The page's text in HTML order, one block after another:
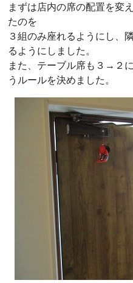
まずは店内の席の配置を変
たのを
３組のみ座れるようにし、
るようにしました。
また、テーブル席も３→２
うルールを決めました。